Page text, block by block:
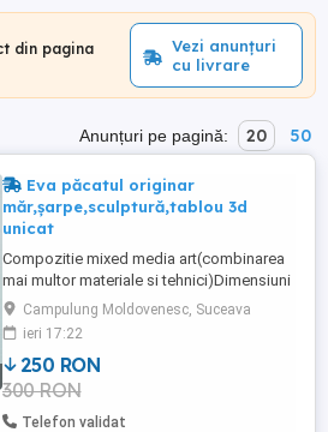
din pagina
Vezi anunțuri
cu livrare
Anunțuri pe pagină: 20 50
Eva păcatul originar
măr,șarpe,sculptură,tablou 3d
unicat
Compozitie mixed media art(combinarea
mai multor materiale si tehnici)Dimensiuni
A4 (30 21cm) Lucrare unicat executata
manual,cu finisaj vopsea metalizata bronz
antique si cupru.Un cadou inedit ce ofera
spatiului in care este expus,un aer de
eleganta si singularitate. A fost sfințită pe
06 01 2024. Ptr ...
Campulung Moldovenesc, Suceava
ieri 17:22
250 RON
300 RON
Telefon validat